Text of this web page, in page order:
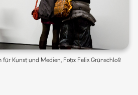
für Kunst und Medien, Foto: Felix Grünschloß